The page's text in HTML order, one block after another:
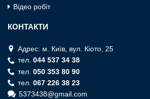
Відео робіт
КОНТАКТИ
Адрес: м. Київ, вул. Кiото, 25
тел. 044 537 34 38
тел. 050 353 80 90
тел. 067 226 38 23
5373438@gmail.com